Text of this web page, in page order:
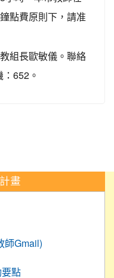
點費原則下，請准
組長歐敏儀。聯絡
652。
畫
師Gmail)
要點